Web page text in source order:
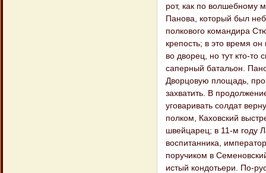
рот, как по волшебному
Панова, который был
полкового командира
крепость; в это время
во дворец, но тут кто-то
саперный батальон.
Дворцовую площадь,
захватить. В
уговаривать солдат
полком, Каховский
швейцарец; в 11-м году
воспитанника,
поручиком в
истый кондотьери. По-